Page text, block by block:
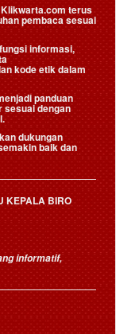
terus
pembaca sesuai
informasi,
kode etik dalam
panduan
sesuai dengan
dukungan
baik dan
KEPALA BIRO
informatif,